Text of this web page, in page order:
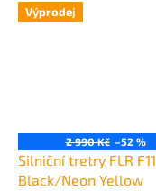
Výprodej
2 990 Kč –52 %
Silniční tretry FLR F11
Black/Neon Yellow